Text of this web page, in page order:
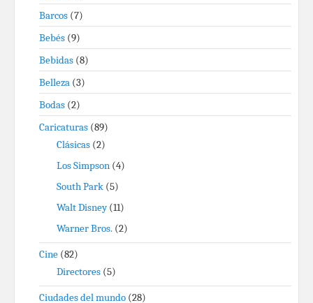
Barcos (7)
Bebés (9)
Bebidas (8)
Belleza (3)
Bodas (2)
Caricaturas (89)
Clásicas (2)
Los Simpson (4)
South Park (5)
Walt Disney(11)
Warner Bros. (2)
Cine (82)
Directores (5)
Ciudades del mundo (28)